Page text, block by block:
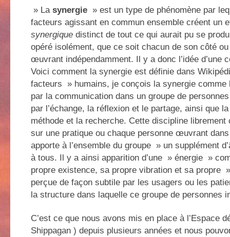
» La synergie » est un type de phénomène par
facteurs agissant en commun ensemble créent un
synergique distinct de tout ce qui aurait pu se
opéré isolément, que ce soit chacun de son côté
œuvrant indépendamment. Il y a donc l’idée d’une
Voici comment la synergie est définie dans
facteurs » humains, je conçois la synergie comme
par la communication dans un groupe de
par l’échange, la réflexion et le partage, ainsi que
méthode et la recherche. Cette discipline librement
sur une pratique ou chaque personne œuvrant
apporte à l’ensemble du groupe » un supplément
à tous. Il y a ainsi apparition d’une » énergie »
propre existence, sa propre vibration et sa propre
perçue de façon subtile par les usagers ou les
la structure dans laquelle ce groupe de personnes
C’est ce que nous avons mis en place à l’Espace
Shippagan ) depuis plusieurs années et nous